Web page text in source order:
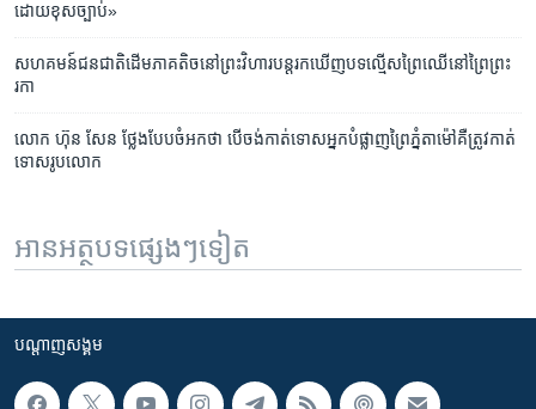
ដោយ​​ខុស​ច្បាប់»
សហគមន៍​ជន​ជាតិ​ដើម​ភាគ​តិច​នៅ​ព្រះវិហារ​បន្ត​រក​ឃើញ​បទ​ល្មើស​ព្រៃ​ឈើ​នៅ​ព្រៃ​ព្រះ​
រកា
លោក​ ហ៊ុន សែន​ ថ្លែង​បែប​ចំអក​ថា​ បើ​ចង់​កាត់​ទោស​អ្នក​បំផ្លាញ​ព្រៃ​ភ្នំ​តាម៉ៅ​គឺ​ត្រូវ​កាត់​
ទោស​រូប​លោក
អានអត្ថបទផ្សេងៗទៀត
បណ្តាញ​សង្គម